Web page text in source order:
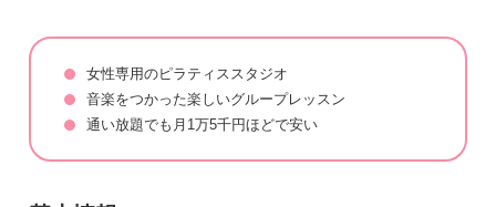
女性専用のピラティススタジオ
音楽をつかった楽しいグループレッスン
通い放題でも月1万5千円ほどで安い